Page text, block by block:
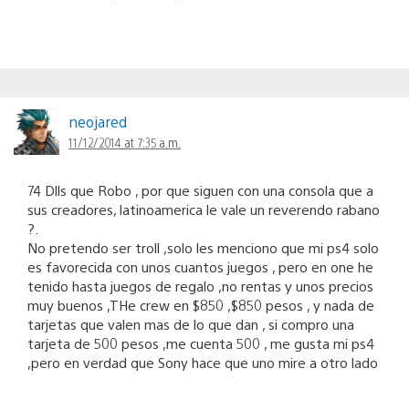
neojared
11/12/2014 at 7:35 a.m.
74 Dlls que Robo , por que siguen con una consola que a
sus creadores, latinoamerica le vale un reverendo rabano
?.
No pretendo ser troll ,solo les menciono que mi ps4 solo
es favorecida con unos cuantos juegos , pero en one he
tenido hasta juegos de regalo ,no rentas y unos precios
muy buenos ,THe crew en $850 ,$850 pesos , y nada de
tarjetas que valen mas de lo que dan , si compro una
tarjeta de 500 pesos ,me cuenta 500 , me gusta mi ps4
,pero en verdad que Sony hace que uno mire a otro lado